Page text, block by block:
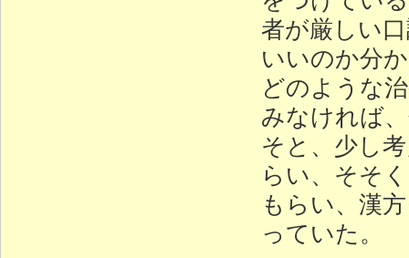
者が厳しい
いいのか分
どのような
みなければ
そと、少し
らい、そそ
もらい、漢
っていた。